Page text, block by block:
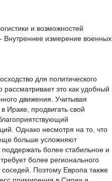
и возможностей
измерение военных
для политического
рассматривает это как удобный
движения. Учитывая
Ираке, продвигать свой
Однако несмотря на то, что
больше усложняют
более стабильное и
более регионального
Поэтому Европа также